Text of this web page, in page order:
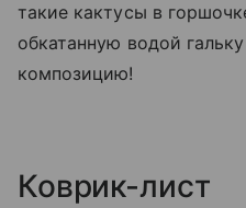
такие кактусы в
обкатанную водой
композицию!
Коврик-лист